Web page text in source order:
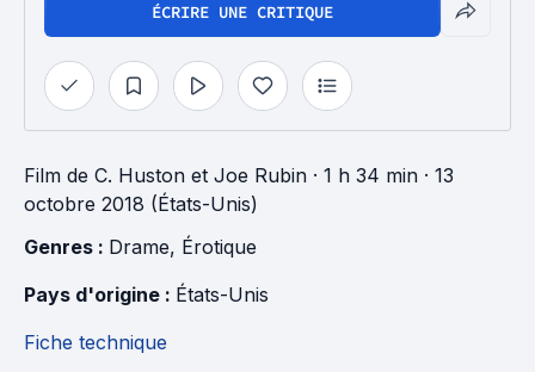
ÉCRIRE UNE CRITIQUE
Film de C. Huston et Joe Rubin · 1 h 34 min · 13
octobre 2018 (États-Unis)
Genres : Drame, Érotique
Pays d'origine : États-Unis
Fiche technique